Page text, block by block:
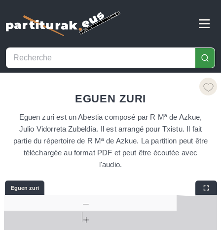
EGUEN ZURI
Eguen zuri est un Abestia composé par R Mª de Azkue,
Julio Vidorreta Zubeldía. Il est arrangé pour Txistu. Il fait
partie du répertoire de R Mª de Azkue. La partition peut être
téléchargée au format PDF et peut être écoutée avec
l'audio.
Eguen zuri